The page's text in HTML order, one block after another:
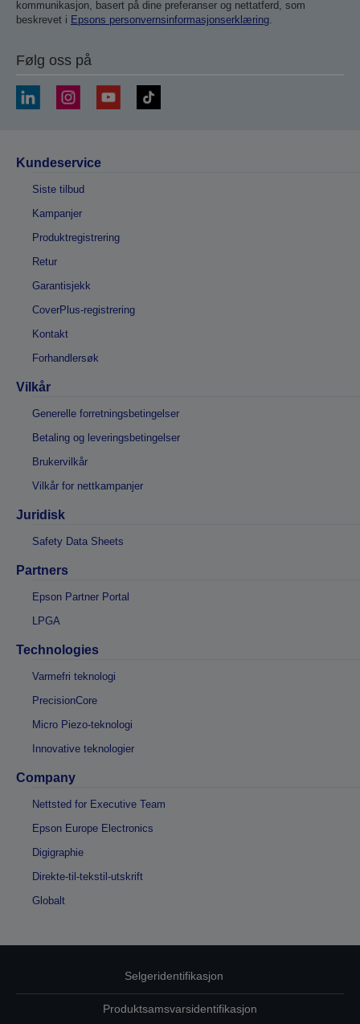
kommunikasjon, basert på dine preferanser og nettatferd, som
beskrevet i Epsons personvernsinformasjonserklæring.
Følg oss på
Kundeservice
Siste tilbud
Kampanjer
Produktregistrering
Retur
Garantisjekk
CoverPlus-registrering
Kontakt
Forhandlersøk
Vilkår
Generelle forretningsbetingelser
Betaling og leveringsbetingelser
Brukervilkår
Vilkår for nettkampanjer
Juridisk
Safety Data Sheets
Partners
Epson Partner Portal
LPGA
Technologies
Varmefri teknologi
PrecisionCore
Micro Piezo-teknologi
Innovative teknologier
Company
Nettsted for Executive Team
Epson Europe Electronics
Digigraphie
Direkte-til-tekstil-utskrift
Globalt
Selgeridentifikasjon
Produktsamsvarsidentifikasjon